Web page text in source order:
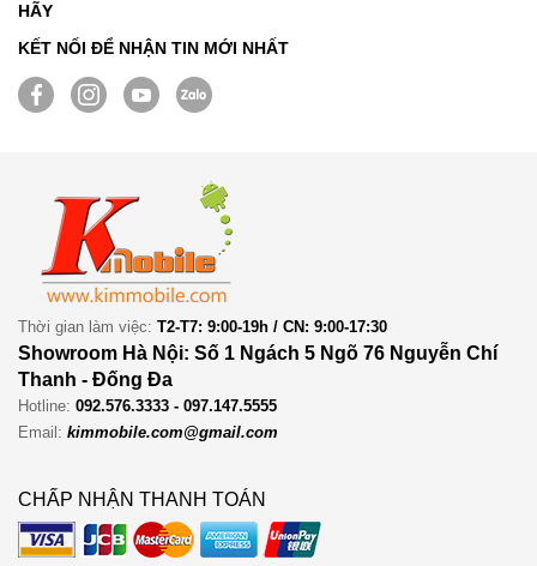
HÃY
KẾT NỐI ĐỂ NHẬN TIN MỚI NHẤT
Thời gian làm việc: T2-T7: 9:00-19h / CN: 9:00-17:30
Showroom Hà Nội: Số 1 Ngách 5 Ngõ 76 Nguyễn Chí
Thanh - Đống Đa
Hotline: 092.576.3333 - 097.147.5555
Email: kimmobile.com@gmail.com
CHẤP NHẬN THANH TOÁN